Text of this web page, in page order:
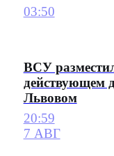
03:50
ВСУ
действующем
Львовом
20:59
7 АВГ